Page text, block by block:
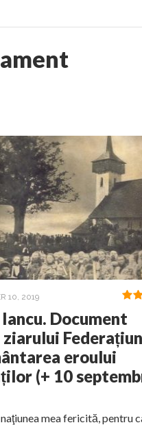
Calea spre desăvârșire.
10, 2019
Document
eroului
(+ 10
mea fericită, pentru